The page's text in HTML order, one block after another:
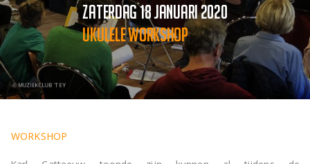
ZATERDAG 18 JANUARI 2020
UKULELE WORKSHOP
WORKSHOP